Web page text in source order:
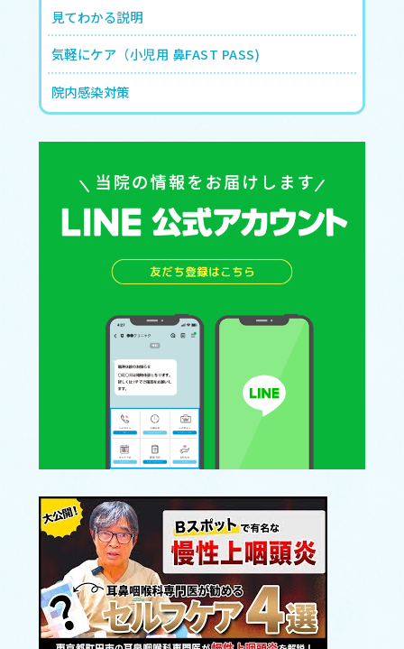
見てわかる説明
気軽にケア（小児用 鼻FAST PASS)
院内感染対策